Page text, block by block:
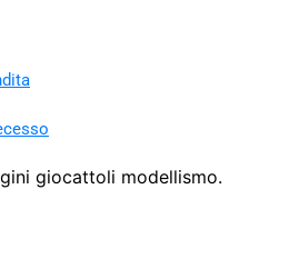
giocattoli modellismo.